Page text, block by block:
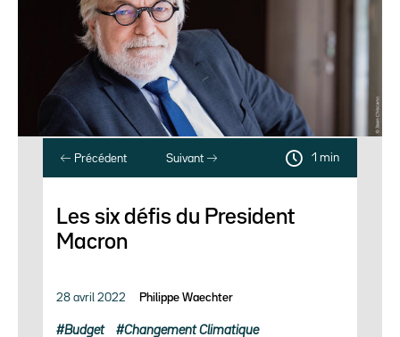
Précédent Suivant 1 min
Les six défis du President
Macron
28 avril 2022 Philippe Waechter
Budget Changement Climatique